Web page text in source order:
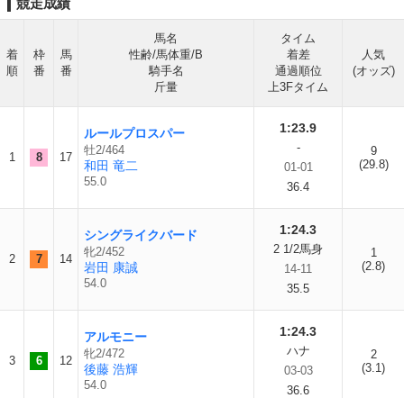
競走成績
着
順
枠
番
馬
番
馬名
性齢/馬体重/B
騎手名
斤量
タイム
着差
通過順位
上3Fタイム
人気
(オッズ)
1 8 17
ルールプロスパー
牡2/464
和田 竜二
55.0
1:23.9
-
01-01
36.4
9
(29.8)
2 7 14
シングライクバード
牝2/452
岩田 康誠
54.0
1:24.3
2 1/2馬身
14-11
35.5
1
(2.8)
3 6 12
アルモニー
牝2/472
後藤 浩輝
54.0
1:24.3
ハナ
03-03
36.6
2
(3.1)